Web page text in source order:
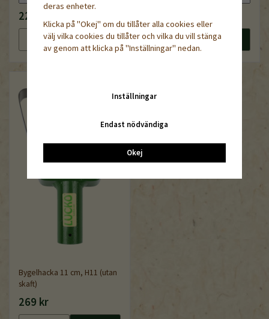
229 kr
Läs mer Köp nu Läs mer Köp nu
Bygelhacka 11 cm, H11 (utan
skaft)
269 kr
deras enheter.
Klicka på "Okej" om du tillåter alla cookies eller
välj vilka cookies du tillåter och vilka du vill stänga
av genom att klicka på "Inställningar" nedan.
Inställningar
Endast nödvändiga
Okej